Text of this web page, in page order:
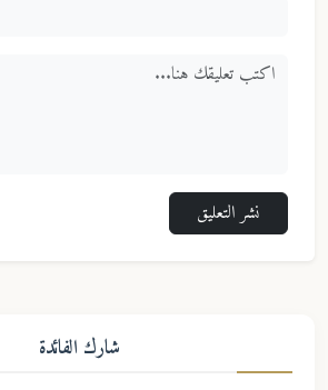
نشر التعليق
شارك الفائدة